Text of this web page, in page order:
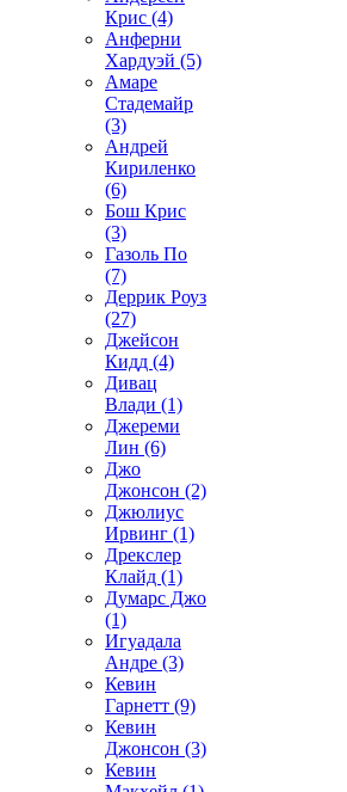
Крис (4)
Анферни
Xардуэй (5)
Амаре
Стадемайр
(3)
Андрей
Кириленко
(6)
Бош Крис
(3)
Газоль По
(7)
Деррик Роуз
(27)
Джейсон
Кидд (4)
Дивац
Влади (1)
Джереми
Лин (6)
Джо
Джонсон (2)
Джюлиус
Ирвинг (1)
Дрекслер
Клайд (1)
Думарс Джо
(1)
Игуадала
Андре (3)
Кевин
Гарнетт (9)
Кевин
Джонсон (3)
Кевин